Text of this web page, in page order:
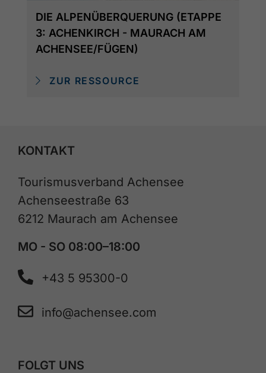
DIE ALPENÜBERQUERUNG (ETAPPE
3: ACHENKIRCH - MAURACH AM
ACHENSEE/FÜGEN)
ZUR RESSOURCE
KONTAKT
Tourismusverband Achensee
Achenseestraße 63
6212 Maurach am Achensee
MO - SO 08:00–18:00
+43 5 95300-0
info@achensee.com
FOLGT UNS